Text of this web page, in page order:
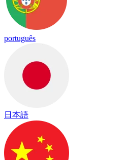
português
日本語